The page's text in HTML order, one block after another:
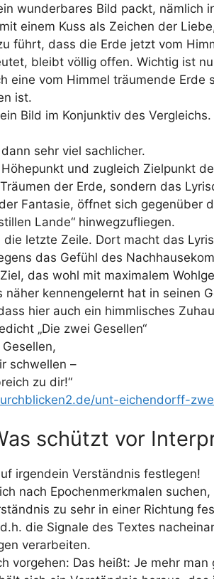
wunderbares Bild packt, nämlich
einem Kuss als Zeichen der
führt, dass die Erde jetzt vom
bleibt völlig offen. Wichtig ist
eine vom Himmel träumende Erde
ist.
Bild im Konjunktiv des
sehr viel sachlicher.
und zugleich Zielpunkt
der Erde, sondern das
Fantasie, öffnet sich gegenüber
Lande“ hinwegzufliegen.
letzte Zeile. Dort macht das
das Gefühl des
das wohl mit maximalem
näher kennengelernt hat in seinen
hier auch ein himmlisches
„Die zwei Gesellen“
schwellen –
zu dir!“
unt-eichendorff-
schützt vor
irgendein Verständnis festlegen!
nach Epochenmerkmalen
zu sehr in einer Richtung
die Signale des Textes
verarbeiten.
vorgehen: Das heißt: Je mehr